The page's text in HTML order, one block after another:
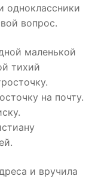
одноклассники
вопрос.
маленькой
тихий
на почту.
и вручила